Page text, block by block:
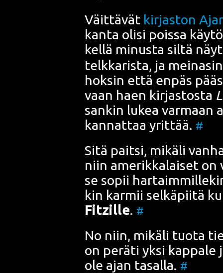
Väit­tä­vät kir­jas­ton
kan­ta oli­si pois­sa
kel­lä minus­ta sil­tä
telk­ka­ris­ta, ja
hok­sin että enpäs
vaan haen kir­jas­tos­ta
san­kin lukea var­maan
kan­nat­taa yrit­tää. #
Sitä pait­si, mikä­li
niin ame­rik­ka­lai­set
se sopii
kin kar­mii sel­kä­pii­tä
Fitzille. #
No niin, mikä­li tuo­ta
on perä­ti yksi kap­pa­le
ole ajan tasal­la. #